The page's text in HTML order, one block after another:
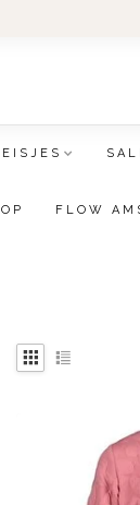
FLOW